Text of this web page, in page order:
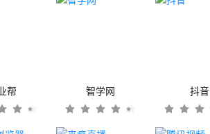
帮 智学网 抖音